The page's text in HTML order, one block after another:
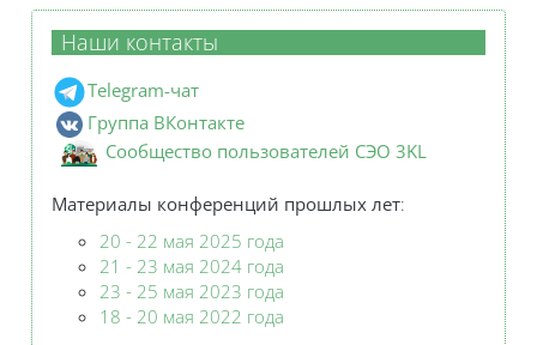
Наши контакты
Telegram-чат
Группа ВКонтакте
Сообщеcтво пользователей СЭО 3KL
Материалы конференций прошлых лет:
20 - 22 мая 2025 года
21 - 23 мая 2024 года
23 - 25 мая 2023 года
18 - 20 мая 2022 года